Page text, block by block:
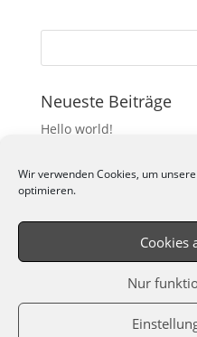
Wir verwenden Cookies, um
optimieren.
Cookies
Nur
Neueste Beiträge
Hello world!
Neueste
Cookie-